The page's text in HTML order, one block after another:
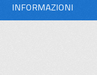
INFORMAZIONI